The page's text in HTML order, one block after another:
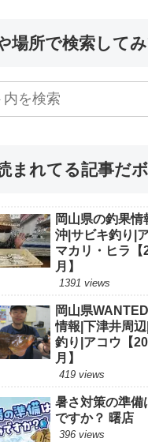
場所で検索して
まれてる記事だボ
岡山県の釣果情
沖|サビキ釣り|
マカリ・ヒラ【
月】
1391 views
岡山県
情報|下津井周
釣り|アコウ【
月】
419 views
暑さ対策の準備
ですか？ 曙店
396 views